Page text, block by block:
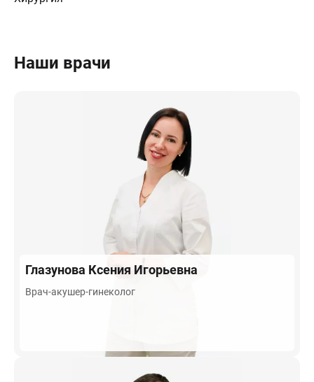
Наши врачи
Глазунова Ксения Игорьевна
Врач-акушер-гинеколог